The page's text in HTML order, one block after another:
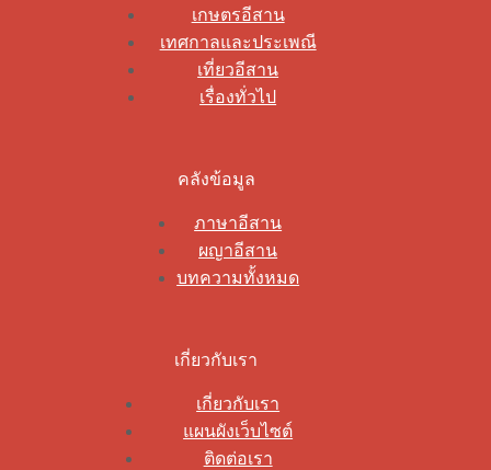
เกษตรอีสาน
เทศกาลและประเพณี
เที่ยวอีสาน
เรื่องทั่วไป
คลังข้อมูล
ภาษาอีสาน
ผญาอีสาน
บทความทั้งหมด
เกี่ยวกับเรา
เกี่ยวกับเรา
แผนผังเว็บไซต์
ติดต่อเรา